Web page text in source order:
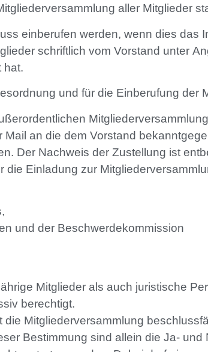
aller Mitglieder
einberufen werden, wenn dies das
schriftlich vom Vorstand unter
hat.
und für die Einberufung der
an die dem Vorstand
Der Nachweis der Zustellung ist
Einladung zur
und der Beschwerdekommission
Mitglieder als auch juristische
berechtigt.
Mitgliederversammlung
Bestimmung sind allein die Ja-